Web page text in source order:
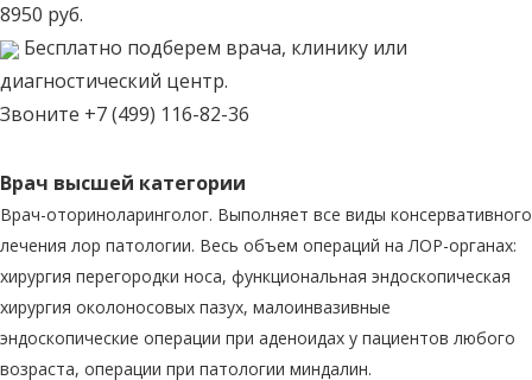
8950 руб.
Бесплатно подберем врача, клинику или
диагностический центр.
Звоните +7 (499) 116-82-36
Врач высшей категории
Врач-оториноларинголог. Выполняет все виды консервативного
лечения лор патологии. Весь объем операций на ЛОР-органах:
хирургия перегородки носа, функциональная эндоскопическая
хирургия околоносовых пазух, малоинвазивные
эндоскопические операции при аденоидах у пациентов любого
возраста, операции при патологии миндалин.